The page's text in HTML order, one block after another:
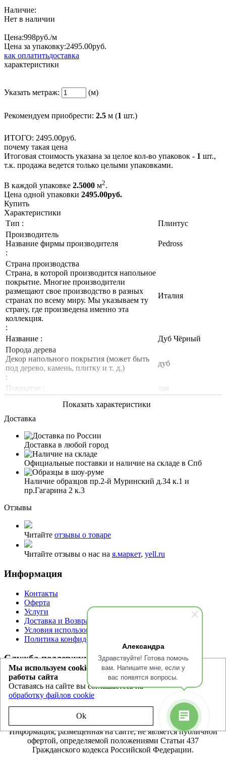
Александра
Здравствуйте! Готова помочь
вам. Напишите мне, если у
вас появятся вопросы.
Наличие:
Нет в наличии
Цена:998руб./м
Цена за упаковку:2495.00руб.
как оплатитьдоставка
характеристики
Указать метраж: (м)
Рекомендуем приобрести: 2.5 м (1 шт.)
ИТОГО: 2495.00руб.
почему такая цена
Итоговая стоимость указана за целое кол-во упаковок - 1 шт.,
т.к. продажа ведется только целыми упаковками.
В каждой упаковке 2.5000 м2.
Цена одной упаковки 2495.00руб.
Купить
Характеристики
Тип :
Плинтус
Производитель
Название фирмы производителя
:
Pedross
Страна производства
Страна, в которой производится напольное
покрытие. Многие производители
размещают свое производство в разных
странах по всему миру. Мы указываем ту
страну, где произведена именно эта
коллекция.
:
Италия
Название :
Дуб Чёрный
Порода дерева
Декор напольного покрытия (может быть
под дерево, камень, плитку и т. д.)
:
дуб
Покрытие :
лак
Показать характеристики
Доставка
Доставка в любой город
Официальные поставки и наличие на складе в Спб
Наличие образцов пр.2-й Муринский д.34 к.1 и
пр.Гагарина 2 к.3
Отзывы
Читайте отзывы о товаре
Читайте отзывы о нас на я.маркет, yell.ru
Информация
Контакты
Оферта
Услуги
Доставка и Возврат
Условия использования сайта
Политика конфиденциальности
Служба поддержки
Связаться с нами
Barlinek.spb.ru - магазин паркетной доски Barlinek © 2018
Информация, размещенная на сайте, не является публичной
офертой, определяемой положениями Статьи 437
Гражданского кодекса Российской Федерации.
Мы используем cookie для улучшения
работы сайта
Оставаясь на сайте вы соглашаетесь на
обработку файлов cookie
Ok